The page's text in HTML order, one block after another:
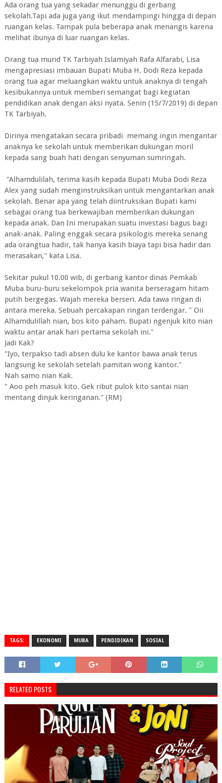
Ada orang tua yang sekadar menunggu di gerbang
sekolah.Tapi ada juga yang ikut mendampingi hingga di depan
ruangan kelas. Tampak pula beberapa anak menangis karena
melihat ibunya di luar ruangan kelas.
Orang tua murid TK Tarbiyah Islamiyah Rafa Alfarabi, Lisa
mengapresiasi imbauan Bupati Muba H. Dodi Reza kepada
orang tua agar meluangkan waktu untuk anaknya di tengah
kesibukannya untuk memberi semangat bagi kegiatan
pendidikan anak dengan aksi nyata. Senin (15/7/2019) di depan
TK Tarbiyah.
Dirinya mengatakan secara pribadi memang ingin mengantar
anaknya ke sekolah untuk memberikan dukungan moril
kepada sang buah hati dengan senyuman sumringah.
"Alhamdulilah, terima kasih kepada Bupati Muba Dodi Reza
Alex yang sudah menginstruksikan untuk mengantarkan anak
sekolah. Benar apa yang telah diintruksikan Bupati kami
sebagai orang tua berkewajiban memberikan dukungan
kepada anak. Dan Ini merupakan suatu investasi bagus bagi
anak-anak. Paling enggak secara psikologis mereka senang
ada orangtua hadir, tak hanya kasih biaya tapi bisa hadir dan
merasakan," kata Lisa.
Sekitar pukul 10.00 wib, di gerbang kantor dinas Pemkab
Muba buru-buru sekelompok pria wanita berseragam hitam
putih bergegas. Wajah mereka berseri. Ada tawa ringan di
antara mereka. Sebuah percakapan ringan terdengar. " Oii
Alhamdulillah nian, bos kito paham. Bupati ngenjuk kito nian
waktu antar anak hari pertama sekolah ini."
Jadi Kak?
"Iyo, terpakso tadi absen dulu ke kantor bawa anak terus
langsung ke sekolah setelah pamitan wong kantor."
Nah samo nian Kak.
" Aoo peh masuk kito. Gek ribut pulok kito santai nian
mentang dinjuk keringanan." (RM)
TAGS: EKONOMI MUBA PENDIDIKAN SOSIAL
RELATED POSTS